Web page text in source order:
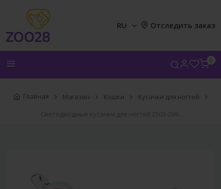
0
RU Отследить заказ
Главная Магазин Кошки
Кусачки для ногтей
Светодиодные кусачки для ногтей 2503-269...